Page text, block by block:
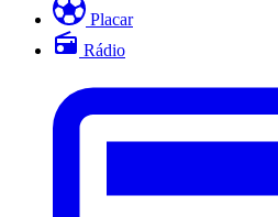
Placar
Rádio